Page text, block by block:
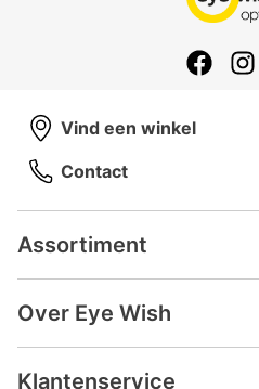
Assortiment
Over Eye Wish
Klantenservice
Vind een winkel
Contact